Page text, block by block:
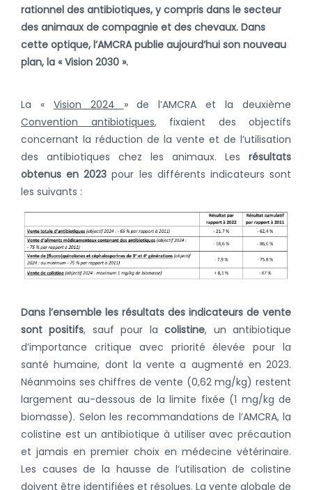
rationnel des antibiotiques, y compris dans le secteur
des animaux de compagnie et des chevaux. Dans
cette optique, l’AMCRA publie aujourd’hui son nouveau
plan, la « Vision 2030 ».
La « Vision 2024 » de l’AMCRA et la deuxième
Convention antibiotiques, fixaient des objectifs
concernant la réduction de la vente et de l’utilisation
des antibiotiques chez les animaux. Les résultats
obtenus en 2023 pour les différents indicateurs sont
les suivants :
Dans l’ensemble les résultats des indicateurs de vente
sont positifs, sauf pour lacolistine, un antibiotique
d’importance critique avec priorité élevée pour la
santé humaine, dont la vente a augmenté en 2023.
Néanmoins ses chiffres de vente (0,62 mg/kg) restent
largement au-dessous de la limite fixée (1 mg/kg de
biomasse). Selon les recommandations de l’AMCRA, la
colistine est un antibiotique à utiliser avec précaution
et jamais en premier choix en médecine vétérinaire.
Les causes de la hausse de l’utilisation de colistine
doivent être identifiées et résolues. La vente globale de